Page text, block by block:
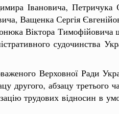
Івановича, Петричука
Ващенка Сергія
Віктора Тимофійовича
судочинства
Верховної Ради
другого, абзацу третього
трудових відносин в